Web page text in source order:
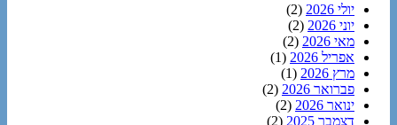
יולי 2026
(2)
יוני 2026
(2)
מאי 2026
(2)
אפריל 2026
(1)
מרץ 2026
(1)
פברואר 2026
(2)
ינואר 2026
(2)
דצמבר 2025
(2)